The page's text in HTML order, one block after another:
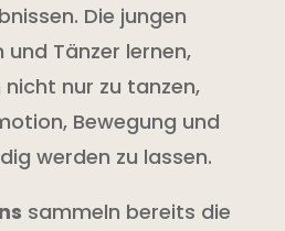
Die jungen
und Tänzer lernen,
nur zu tanzen,
Bewegung und
werden zu lassen.
sammeln bereits die